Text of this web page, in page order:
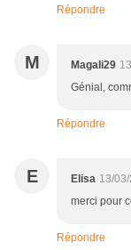
Répondre
M Magali29
Génial,
Répondre
E Elisa 13/
merci pour
Répondre